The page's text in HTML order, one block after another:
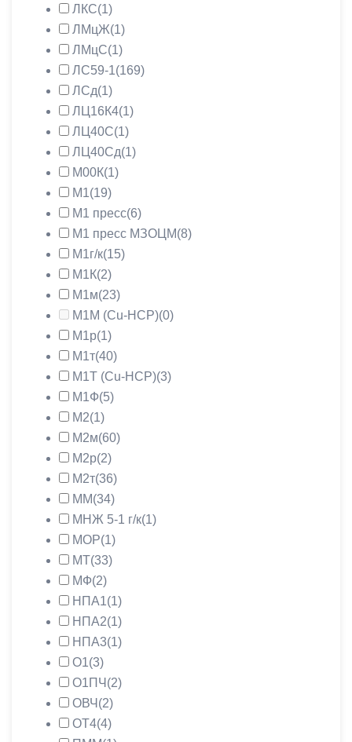
ЛКС(1)
ЛМцЖ(1)
ЛМцС(1)
ЛС59-1(169)
ЛСд(1)
ЛЦ16К4(1)
ЛЦ40С(1)
ЛЦ40Сд(1)
М00К(1)
М1(19)
М1 пресс(6)
М1 пресс МЗОЦМ(8)
М1г/к(15)
М1К(2)
М1м(23)
М1М (Cu-HCP)(0)
М1р(1)
М1т(40)
М1Т (Cu-HCP)(3)
М1Ф(5)
М2(1)
М2м(60)
М2р(2)
М2т(36)
ММ(34)
МНЖ 5-1 г/к(1)
МОР(1)
МТ(33)
МФ(2)
НПА1(1)
НПА2(1)
НПА3(1)
О1(3)
О1ПЧ (2)
ОВЧ (2)
ОТ4(4)